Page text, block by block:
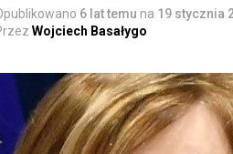
6 lat temu na 19 stycznia
Wojciech Basałygo